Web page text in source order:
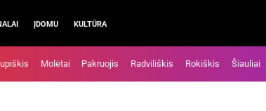
ĮDOMU KULTŪRA
Molėtai Pakruojis Radviliškis Rokiškis Šiauliai